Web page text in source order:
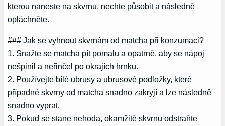
kterou naneste na skvrnu, nechte působit a následně
opláchněte.
### Jak se vyhnout skvrnám od matcha při konzumaci?
1. Snažte se matcha pít pomalu a opatrně, aby se nápoj
nešpinil a neřinčel po okrajích hrnku.
2. Používejte bílé ubrusy a ubrusové podložky, které
případné skvrny od matcha snadno zakryjí a lze následně
snadno vyprat.
3. Pokud se stane nehoda, okamžitě skvrnu odstraňte